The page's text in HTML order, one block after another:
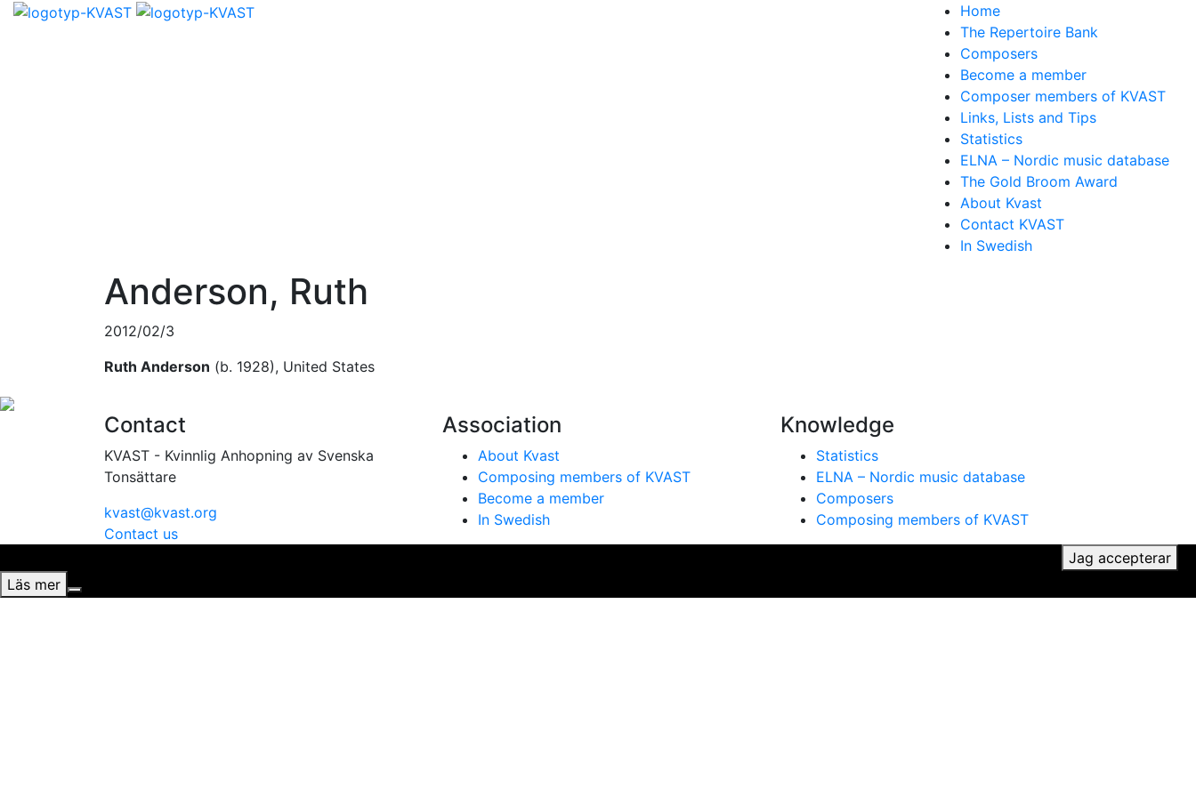
Home
The Repertoire Bank
Composers
Become a member
Composer members of KVAST
Links, Lists and Tips
Statistics
ELNA – Nordic music database
The Gold Broom Award
About Kvast
Contact KVAST
In Swedish
Anderson, Ruth
2012/02/3
Ruth Anderson (b. 1928), United States
Contact
KVAST - Kvinnlig Anhopning av Svenska
Tonsättare
kvast@kvast.org
Contact us
Association
About Kvast
Composing members of KVAST
Become a member
In Swedish
Knowledge
Statistics
ELNA – Nordic music database
Composers
Composing members of KVAST
Jag accepterar
Läs mer